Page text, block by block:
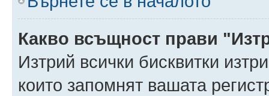
Какво всъщност прави
Изтрий всички бисквитки
които запомнят вашата